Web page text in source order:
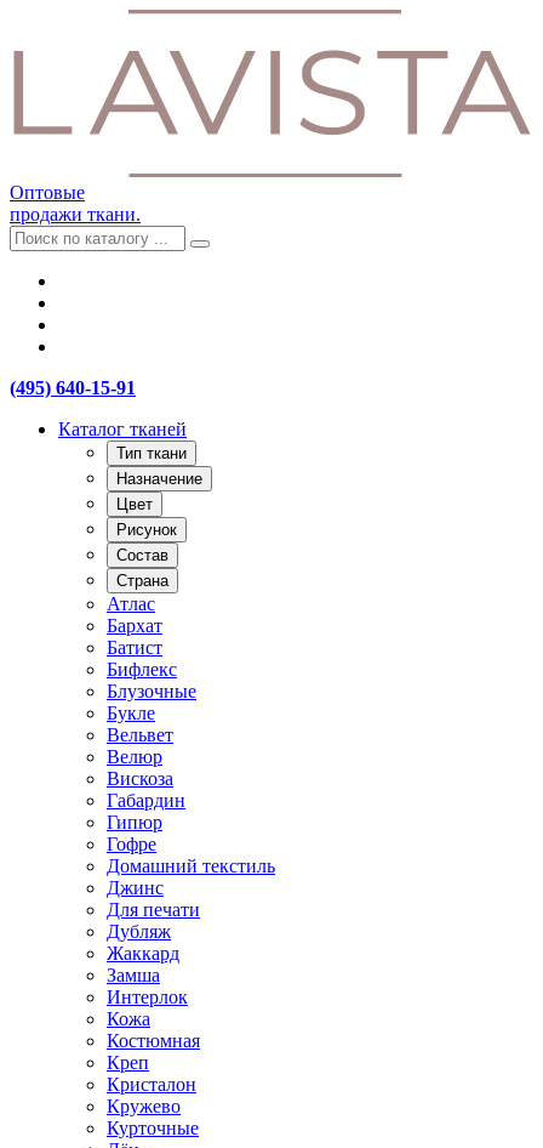
Оптовые
продажи ткани.
(495) 640-15-91
Каталог тканей
Тип ткани
Назначение
Цвет
Рисунок
Состав
Страна
Атлас
Бархат
Батист
Бифлекс
Блузочные
Букле
Вельвет
Велюр
Вискоза
Габардин
Гипюр
Гофре
Домашний текстиль
Джинс
Для печати
Дубляж
Жаккард
Замша
Интерлок
Кожа
Костюмная
Креп
Кристалон
Кружево
Курточные